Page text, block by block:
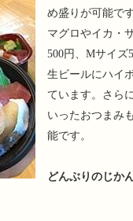
め盛りが可能です
マグロやイカ・
500円、Mサイズ
生ビールにハイ
ています。さら
いったおつまみ
能です。
どんぶりのじか